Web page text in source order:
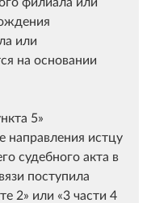
или
на основании
5
направления истцу
судебного акта в
поступила
2 или
3 части 4